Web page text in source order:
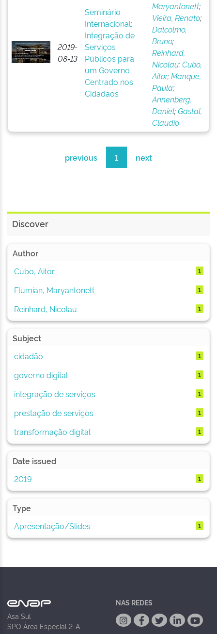
2019-
08-13
Seminário
Internacional:
Integração de
Serviços
Públicos para
um Governo
Centrado nos
Cidadãos
Maryantonett;
Vieira, Renato;
Dalcolmo,
Bruno;
Reinhard,
Nicolau;Cubo,
Aitor;Manque,
Paula;
Annenberg,
Daniel;Gastal,
Claudio
previous 1 next
Discover
Author
Cubo, Aitor
1
Flumian, Maryantonett 1
Reinhard, Nicolau 1
Subject
cidadão
1
governo digital 1
integração de serviços 1
prestação de serviços 1
transformação digital 1
Date issued
2019
1
Type
Apresentação/Slides
1
Asa Sul
SPO Área Especial 2-A
NAS REDES